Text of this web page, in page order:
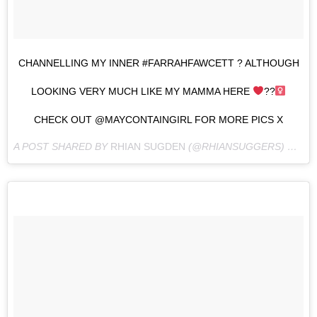
CHANNELLING MY INNER #FARRAHFAWCETT ? ALTHOUGH
LOOKING VERY MUCH LIKE MY MAMMA HERE ??‍
CHECK OUT @MAYCONTAINGIRL FOR MORE PICS X
A POST SHARED BY RHIAN SUGDEN (@RHIANSUGGERS) ON